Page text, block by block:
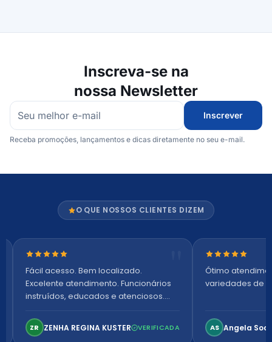
Inscreva-se na
nossa Newsletter
Inscrever
Receba promoções, lançamentos e dicas diretamente no seu e-mail.
O QUE NOSSOS CLIENTES DIZEM
Nota 5 de 5 estrelas
Fácil acesso. Bem localizado.
Excelente atendimento. Funcionários
instruídos, educados e atenciosos.
confortável. Perfeito!
ZR ZENHA REGINA KUSTER VERIFICADA
Nota 5 de 5
Ótimo
variedades de
AS Angela